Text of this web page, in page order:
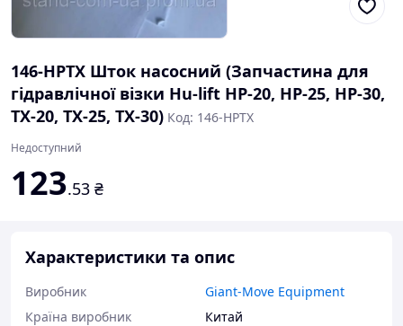
146-HPTX Шток насосний (Запчастина для
гідравлічної візки Hu-lift HP-20, HP-25, HP-30,
TX-20, TX-25, TX-30) Код: 146-HPTX
Недоступний
123.53 ₴
Характеристики та опис
Виробник
Giant-Move Equipment
Країна виробник
Китай